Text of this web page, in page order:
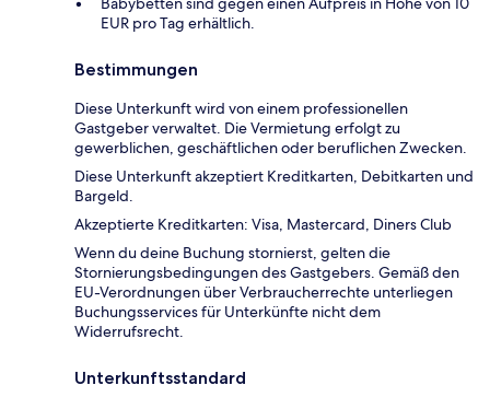
EUR pro Tag erhältlich.
Bestimmungen
Diese Unterkunft wird von einem professionellen
Gastgeber verwaltet. Die Vermietung erfolgt zu
gewerblichen, geschäftlichen oder beruflichen Zwecken.
Diese Unterkunft akzeptiert Kreditkarten, Debitkarten und
Bargeld.
Akzeptierte Kreditkarten: Visa, Mastercard, Diners Club
Wenn du deine Buchung stornierst, gelten die
Stornierungsbedingungen des Gastgebers. Gemäß den
EU-Verordnungen über Verbraucherrechte unterliegen
Buchungsservices für Unterkünfte nicht dem
Widerrufsrecht.
Unterkunftsstandard